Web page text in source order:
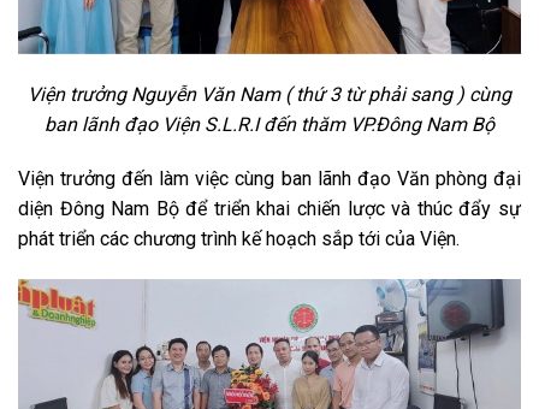
Viện trưởng Nguyễn Văn Nam ( thứ3 từ phải sang ) cùng
ban lãnh đạo Viện S.L.R.I đến thăm VP.Đông Nam Bộ
Viện trưởng đến làm việc cùng ban lãnh đạo Văn phòng đại
diện Đông Nam Bộ để triển khai chiến lược và thúc đẩy sự
phát triển các chương trình kế hoạch sắp tới của Viện.